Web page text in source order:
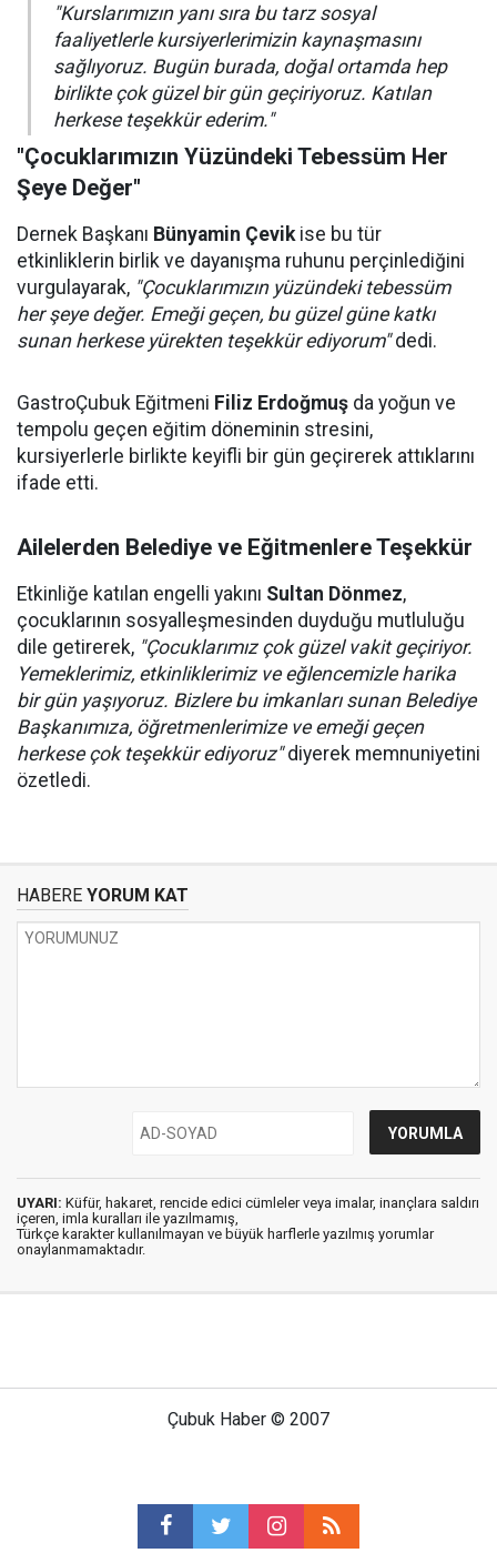
"Kurslarımızın yanı sıra bu tarz sosyal
faaliyetlerle kursiyerlerimizin kaynaşmasını
sağlıyoruz. Bugün burada, doğal ortamda hep
birlikte çok güzel bir gün geçiriyoruz. Katılan
herkese teşekkür ederim."
"Çocuklarımızın Yüzündeki Tebessüm Her
Şeye Değer"
Dernek Başkanı Bünyamin Çevik ise bu tür
etkinliklerin birlik ve dayanışma ruhunu perçinlediğini
vurgulayarak, "Çocuklarımızın yüzündeki tebessüm
her şeye değer. Emeği geçen, bu güzel güne katkı
sunan herkese yürekten teşekkür ediyorum"dedi.
GastroÇubuk Eğitmeni Filiz Erdoğmuş da yoğun ve
tempolu geçen eğitim döneminin stresini,
kursiyerlerle birlikte keyifli bir gün geçirerek attıklarını
ifade etti.
Ailelerden Belediye ve Eğitmenlere Teşekkür
Etkinliğe katılan engelli yakını Sultan Dönmez,
çocuklarının sosyalleşmesinden duyduğu mutluluğu
dile getirerek, "Çocuklarımız çok güzel vakit geçiriyor.
Yemeklerimiz, etkinliklerimiz ve eğlencemizle harika
bir gün yaşıyoruz. Bizlere bu imkanları sunan Belediye
Başkanımıza, öğretmenlerimize ve emeği geçen
herkese çok teşekkür ediyoruz"diyerek memnuniyetini
özetledi.
HABERE YORUM KAT
UYARI: Küfür, hakaret, rencide edici cümleler veya imalar, inançlara saldırı
içeren, imla kuralları ile yazılmamış,
Türkçe karakter kullanılmayan ve büyük harflerle yazılmış yorumlar
onaylanmamaktadır.
Çubuk Haber © 2007